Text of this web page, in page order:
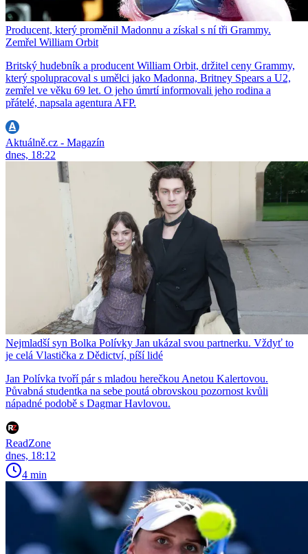
Producent, který proměnil Madonnu a získal s ní tři Grammy.
Zemřel William Orbit
Britský hudebník a producent William Orbit, držitel ceny Grammy,
který spolupracoval s umělci jako Madonna, Britney Spears a U2,
zemřel ve věku 69 let. O jeho úmrtí informovali jeho rodina a
přátelé, napsala agentura AFP.
Aktuálně.cz - Magazín
dnes, 18:22
Nejmladší syn Bolka Polívky Jan ukázal svou partnerku. Vždyť to
je celá Vlastička z Dědictví, píší lidé
Jan Polívka tvoří pár s mladou herečkou Anetou Kalertovou.
Půvabná studentka na sebe poutá obrovskou pozornost kvůli
nápadné podobě s Dagmar Havlovou.
ReadZone
dnes, 18:12
4 min